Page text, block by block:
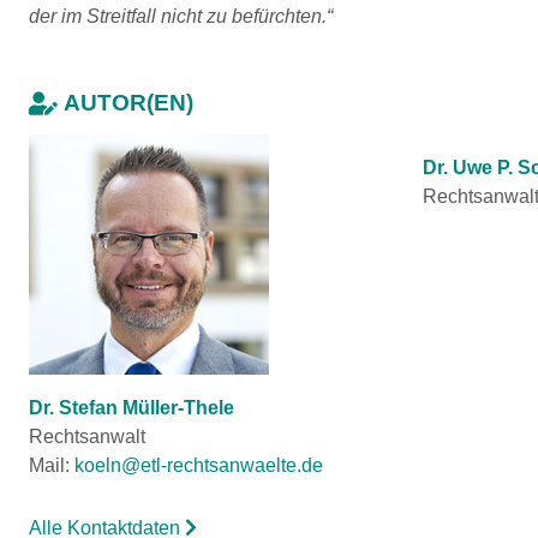
der im Streitfall nicht zu befürchten.“
AUTOR(EN)
Dr. Stefan Müller-Thele
Rechtsanwalt
Mail: koeln@etl-rechtsanwaelte.de
Alle Kontaktdaten
Dr. Uwe P.
Rechtsanwalt